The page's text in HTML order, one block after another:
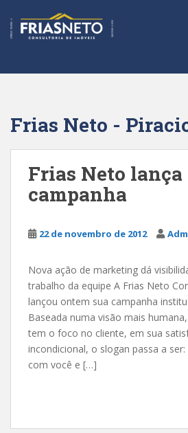
t
Frias Neto -
Frias Neto
campanha
22 de novembro de 2012
Nova ação de marketing dá
trabalho da equipe A Frias Neto
lançou ontem sua campanha
Baseada numa visão mais
tem o foco no cliente, em sua
incondicional, o slogan passa a ser:
com você e […]